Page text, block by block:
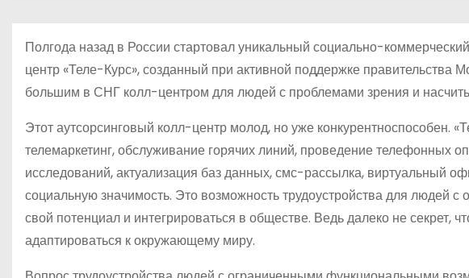
Полгода назад в России стартовал уникальный социально-
центр «Теле-Курс», созданный при активной поддержке правительства
большим в СНГ колл-центром для людей с проблемами зрения и
Этот аутсорсинговый колл-центр молод, но уже конкурентноспособен.
телемаркетинг, обслуживание горячих линий, проведение телефонных
исследований, актуализация баз данных, смс-рассылка, виртуальный
социальную значимость. Это возможность трудоустройства для людей
свой потенциал и интегрироваться в обществе. Ведь далеко не секрет,
адаптироваться к окружающему миру.